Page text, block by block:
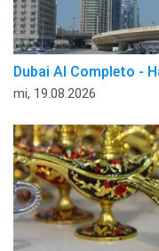
Dubai Al Completo -
mi, 19.08.2026